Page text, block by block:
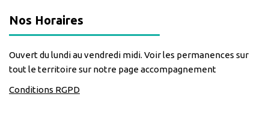
Nos Horaires
Ouvert du lundi au vendredi midi. Voir les permanences sur
tout le territoire sur notre page accompagnement
Conditions RGPD